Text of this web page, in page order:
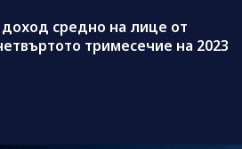
средно на лице от
тримесечие на 2023